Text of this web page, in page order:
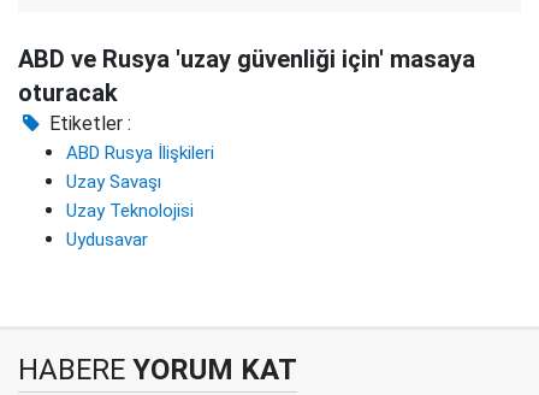
ABD ve Rusya 'uzay güvenliği için' masaya
oturacak
Etiketler :
ABD Rusya İlişkileri
Uzay Savaşı
Uzay Teknolojisi
Uydusavar
HABERE YORUM KAT